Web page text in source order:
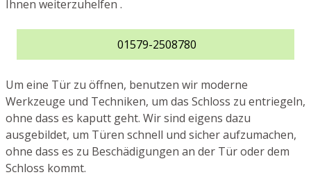
Ihnen weiterzuhelfen .
01579-2508780
Um eine Tür zu öffnen, benutzen wir moderne
Werkzeuge und Techniken, um das Schloss zu entriegeln,
ohne dass es kaputt geht. Wir sind eigens dazu
ausgebildet, um Türen schnell und sicher aufzumachen,
ohne dass es zu Beschädigungen an der Tür oder dem
Schloss kommt.